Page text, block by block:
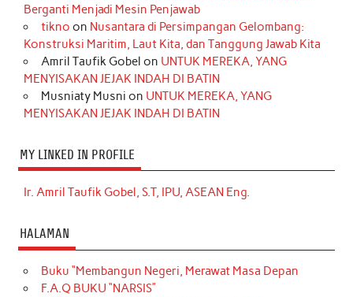
Berganti Menjadi Mesin Penjawab
tikno on Nusantara di Persimpangan Gelombang:
Konstruksi Maritim, Laut Kita, dan Tanggung Jawab Kita
Amril Taufik Gobel on UNTUK MEREKA, YANG
MENYISAKAN JEJAK INDAH DI BATIN
Musniaty Musni on UNTUK MEREKA, YANG
MENYISAKAN JEJAK INDAH DI BATIN
MY LINKED IN PROFILE
Ir. Amril Taufik Gobel, S.T, IPU, ASEAN Eng.
HALAMAN
Buku “Membangun Negeri, Merawat Masa Depan
F.A.Q BUKU “NARSIS”